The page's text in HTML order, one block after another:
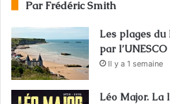
Par Frédéric Smith
Les plages du
par l’UNESCO
Il y a 1 semaine
Léo Major. La